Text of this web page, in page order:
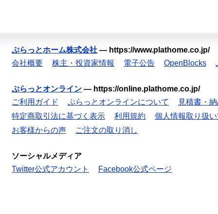
ぷらっとホーム株式会社 — https://www.plathome.co.jp/
会社概要
株主・投資家情報 電子公告 OpenBlocks
ぷらっとオンライン — https://online.plathome.co.jp/
ご利用ガイド
ぷらっとオンラインについて
見積書・
特定商取引法に基づく表示
利用規約
個人情報取り扱
お客様からの声
ご注文の取り消し
ソーシャルメディア
Twitter公式アカウント
Facebook公式ページ